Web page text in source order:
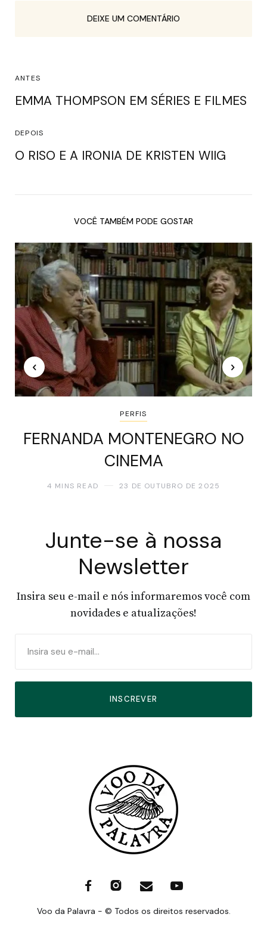
DEIXE UM COMENTÁRIO
ANTES
EMMA THOMPSON EM SÉRIES E FILMES
DEPOIS
O RISO E A IRONIA DE KRISTEN WIIG
VOCÊ TAMBÉM PODE GOSTAR
PERFIS
FERNANDA MONTENEGRO NO
CINEMA
4 MINS READ 23 DE OUTUBRO DE 2025
Junte-se à nossa
Newsletter
Insira seu e-mail e nós informaremos você com
novidades e atualizações!
INSCREVER
Voo da Palavra - © Todos os direitos reservados.